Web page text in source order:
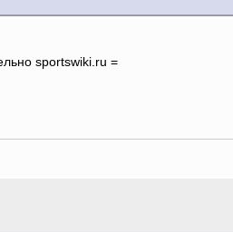
sportswiki.ru =